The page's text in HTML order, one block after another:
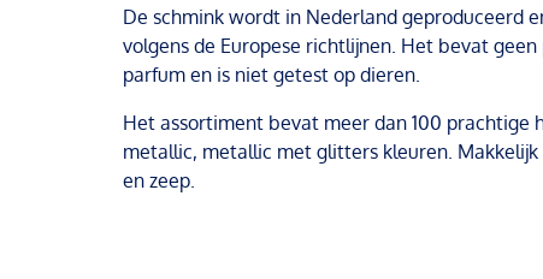
De schmink wordt in Nederland geproduceerd
volgens de Europese richtlijnen. Het bevat
parfum en is niet getest op dieren.
Het assortiment bevat meer dan 100 prachtige
metallic, metallic met glitters kleuren.
en zeep.